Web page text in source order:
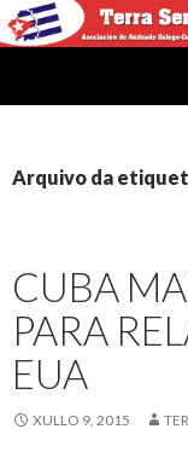
Arquivo da
CUBA
PARA
EUA
XULLO 9, 2015